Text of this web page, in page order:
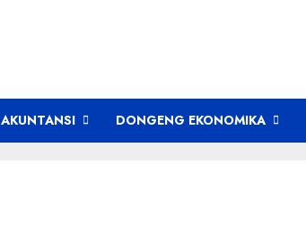
AKUNTANSI DONGENG EKONOMIKA